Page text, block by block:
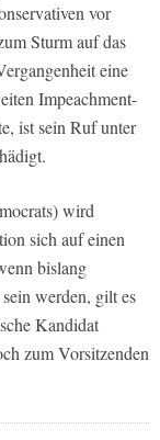
vor
Sturm auf das
eine
Impeachment-
ist sein Ruf unter
wird
sich auf einen
bislang
werden, gilt es
Kandidat
zum Vorsitzenden